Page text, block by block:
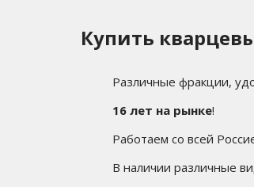
Купить
Различные фракции,
16 лет на рынке!
Работаем со всей
В наличии различные